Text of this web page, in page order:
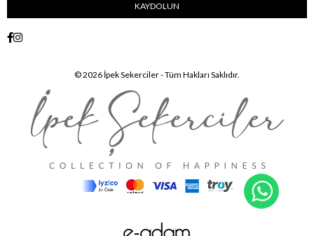
KAYDOLUN
© 2026 İpek Sekerciler - Tüm Hakları Saklıdır.